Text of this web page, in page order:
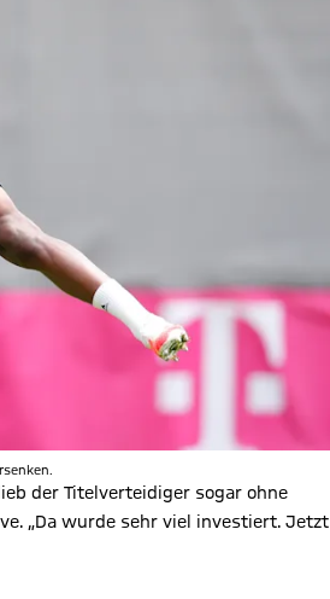
der Titelverteidiger sogar ohne
„Da wurde sehr viel investiert. Jetzt